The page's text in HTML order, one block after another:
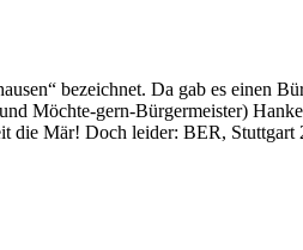
bezeichnet. Da gab es einen
Möchte-gern-Bürgermeister)
Mär! Doch leider: BER,